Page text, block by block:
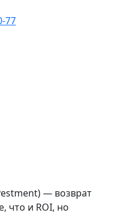
77
— возврат
что и ROI, но